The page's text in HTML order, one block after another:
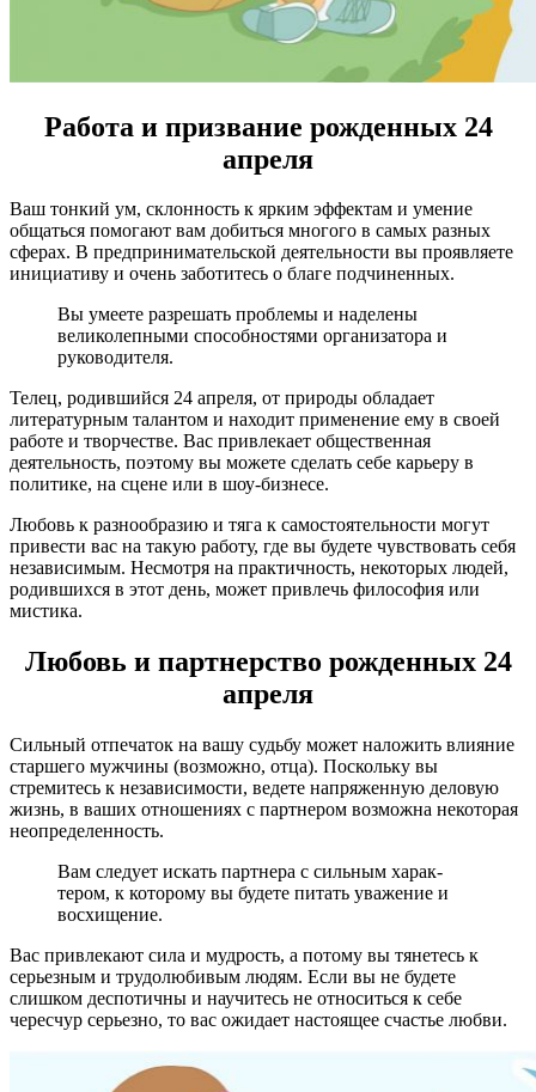
Работа и призвание рожденных 24
апреля
Ваш тонкий ум, склонность к ярким эф­фектам и умение
общаться помогают вам добиться многого в самых разных
сферах. В предпринимательской деятельности вы проявляете
инициативу и очень заботитесь о благе подчиненных.
Вы умеете разрешать проблемы и наделены
великолепными спо­собностями организатора и
руководителя.
Телец, родившийся 24 апреля, от природы обладает
литературным талантом и находит применение ему в своей
работе и творчестве. Вас привлекает общественная
деятельность, поэтому вы можете сделать себе карьеру в
политике, на сцене или в шоу-бизнесе.
Любовь к разнообразию и тяга к само­стоятельности могут
привести вас на такую работу, где вы будете чувствовать себя
неза­висимым. Несмотря на практичность, некоторых людей,
родившихся в этот день, мо­жет привлечь философия или
мистика.
Любовь и партнерство рожденных 24
апреля
Сильный отпечаток на вашу судьбу мо­жет наложить влияние
старшего мужчины (возможно, отца). Поскольку вы
стремитесь к независимости, ведете напряженную деловую
жизнь, в ваших отношениях с партнером возможна некоторая
неопределенность.
Вам следует искать партнера с сильным харак­
тером, к которому вы будете питать уваже­ние и
восхищение.
Вас привлекают сила и мудрость, а потому вы тянетесь к
серьез­ным и трудолюбивым людям. Если вы не будете
слишком деспотичны и научитесь не относиться к себе
чересчур серьезно, то вас ожидает настоящее счастье любви.